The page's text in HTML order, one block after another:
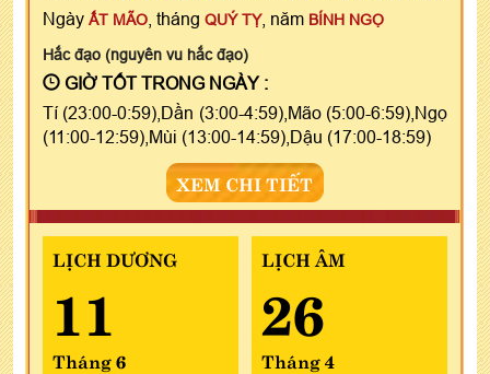
Ngày ẤT MÃO , tháng QUÝ TỴ, năm BÍNH NGỌ
Hắc đạo (nguyên vu hắc đạo)
GIỜ TỐT TRONG NGÀY :
Tí (23:00-0:59),Dần (3:00-4:59),Mão (5:00-6:59),Ngọ
(11:00-12:59),Mùi (13:00-14:59),Dậu (17:00-18:59)
XEM CHI TIẾT
LỊCH DƯƠNG
11
Tháng 6
LỊCH ÂM
26
Tháng 4